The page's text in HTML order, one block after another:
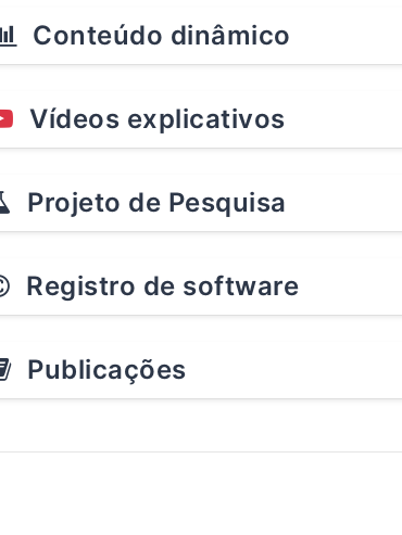
Conteúdo dinâmico
Vídeos explicativos
Projeto de Pesquisa
Registro de software
Publicações